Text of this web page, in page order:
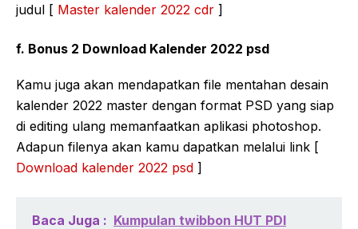
judul [ Master kalender 2022 cdr ]
f. Bonus 2 Download Kalender 2022 psd
Kamu juga akan mendapatkan file mentahan desain
kalender 2022 master dengan format PSD yang siap
di editing ulang memanfaatkan aplikasi photoshop.
Adapun filenya akan kamu dapatkan melalui link [
Download kalender 2022 psd ]
Baca Juga : Kumpulan twibbon HUT PDI